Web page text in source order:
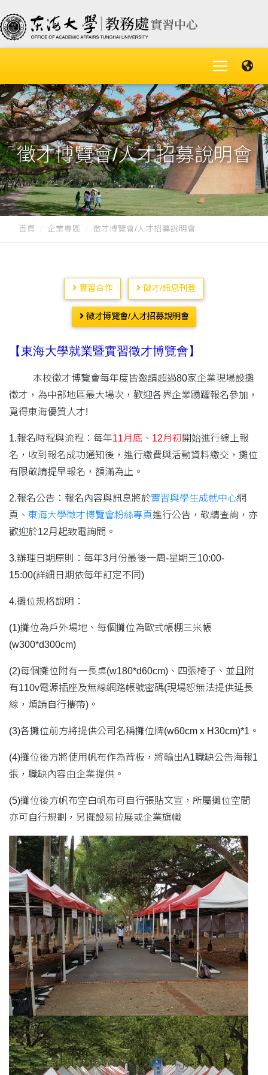
徵才博覽會/人才招募說明會
首頁 企業專區 徵才博覽會/人才招募說明會
實習合作 徵才/訊息刊登
徵才博覽會/人才招募說明會
【東海大學就業暨實習徵才博覽會】
本校徵才博覽會每年度皆邀請超過80家企業現場設攤
徵才，為中部地區最大場次，歡迎各界企業踴躍報名參加，
覓得東海優質人才!
1.報名時程與流程：每年11月底、12月初開始進行線上報
名，收到報名成功通知後，進行繳費與活動資料繳交，攤位
有限敬請提早報名，額滿為止。
2.報名公告：報名內容與訊息將於實習與學生成就中心網
頁、 東海大學徵才博覽會粉絲專頁 進行公告，敬請查詢，亦
歡迎於12月起致電詢問。
3.辦理日期原則：每年3月份最後一周-星期三10:00-
15:00(詳細日期依每年訂定不同)
4.攤位規格說明：
(1)攤位為戶外場地、每個攤位為歐式帳棚三米帳
(w300*d300cm)
(2)每個攤位附有一長桌(w180*d60cm)、四張椅子、並且附
有110v電源插座及無線網路帳號密碼(現場恕無法提供延長
線，煩請自行攜帶)。
(3)各攤位前方將提供公司名稱攤位牌(w60cm x H30cm)*1。
(4)攤位後方將使用帆布作為背板，將輸出A1職缺公告海報1
張，職缺內容由企業提供。
(5)攤位後方帆布空白帆布可自行張貼文宣，所屬攤位空間
亦可自行規劃，另擺設易拉展或企業旗幟